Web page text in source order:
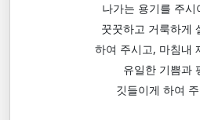
나가는 용기를 주시
꿋꿋하고 거룩하게
하여 주시고, 마침내
유일한 기쁨과
깃들이게 하여